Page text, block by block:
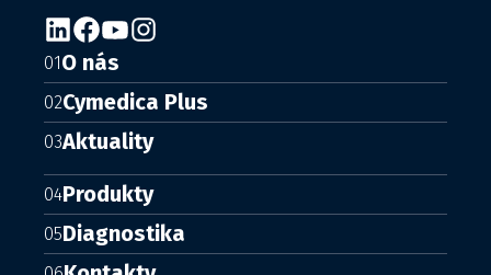
01O nás
02Cymedica Plus
03Aktuality
04Produkty
05Diagnostika